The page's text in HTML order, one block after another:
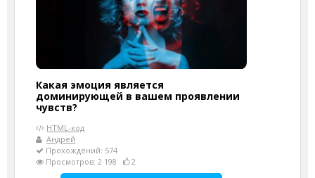
Какая эмоция является
доминирующей в вашем проявлении
чувств?
HTML-код
Андрей
Прохождений: 574
Просмотров: 2 198
2